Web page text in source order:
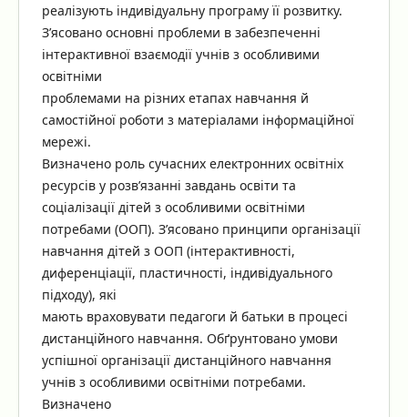
реалізують індивідуальну програму її розвитку.
З’ясовано основні проблеми в забезпеченні
інтерактивної взаємодії учнів з особливими
освітніми
проблемами на різних етапах навчання й
самостійної роботи з матеріалами інформаційної
мережі.
Визначено роль сучасних електронних освітніх
ресурсів у розв’язанні завдань освіти та
соціалізації дітей з особливими освітніми
потребами (ООП). З’ясовано принципи організації
навчання дітей з ООП (інтерактивності,
диференціації, пластичності, індивідуального
підходу), які
мають враховувати педагоги й батьки в процесі
дистанційного навчання. Обґрунтовано умови
успішної організації дистанційного навчання
учнів з особливими освітніми потребами.
Визначено